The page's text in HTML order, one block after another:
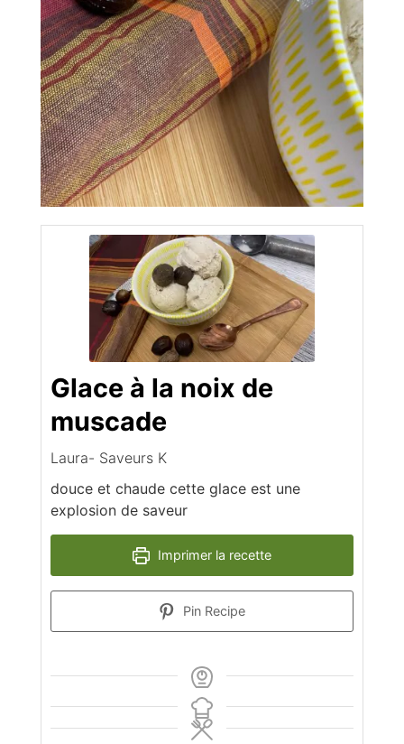
Glace à la noix de
muscade
Laura- Saveurs K
douce et chaude cette glace est une
explosion de saveur
Imprimer la recette
Pin Recipe